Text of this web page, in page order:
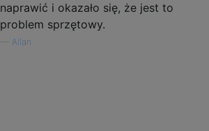
naprawić i okazało się, że jest to
problem sprzętowy.
Allan